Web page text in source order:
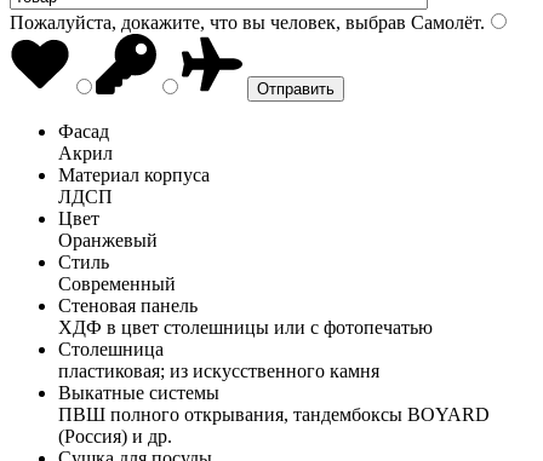
Пожалуйста, докажите, что вы человек, выбрав Самолёт.
Фасад
Акрил
Материал корпуса
ЛДСП
Цвет
Оранжевый
Стиль
Современный
Стеновая панель
ХДФ в цвет столешницы или с фотопечатью
Столешница
пластиковая; из искусственного камня
Выкатные системы
ПВШ полного открывания, тандембоксы BOYARD
(Россия) и др.